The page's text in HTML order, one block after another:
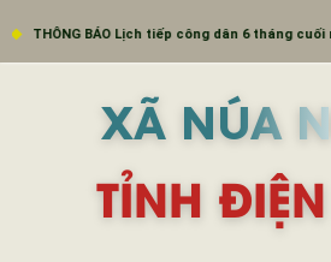
tiếp công dân 6 tháng cuối năm 2025
XÃ NÚA
TỈNH